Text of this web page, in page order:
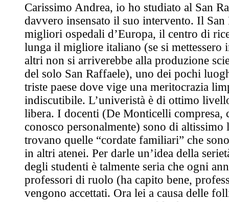
Carissimo Andrea, io ho studiato al San
davvero insensato il suo intervento. Il San
migliori ospedali d’Europa, il centro di
lunga il migliore italiano (se si mettessero
altri non si arriverebbe alla produzione
del solo San Raffaele), uno dei pochi
triste paese dove vige una meritocrazia
indiscutibile. L’univeristà è di ottimo
libera. I docenti (De Monticelli compresa,
conosco personalmente) sono di
trovano quelle “cordate familiari” che
in altri atenei. Per darle un’idea della
degli studenti è talmente seria che ogni
professori di ruolo (ha capito bene,
vengono accettati. Ora lei a causa delle